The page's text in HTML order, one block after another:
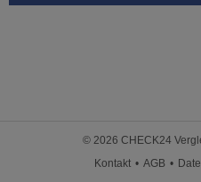
© 2026 CHECK24
Kontakt
AGB